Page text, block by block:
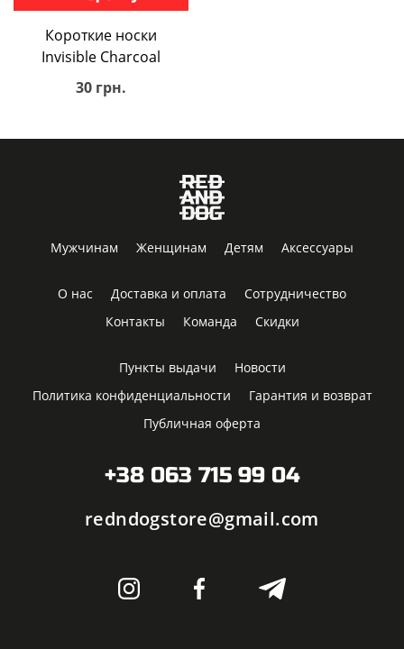
Короткие носки
Invisible Charcoal
30 грн.
Мужчинам Женщинам Детям Аксессуары
О нас Доставка и оплата
Сотрудничество
Контакты
Команда Скидки
Пункты выдачи
Новости
Политика конфиденциальности
Гарантия и возврат
Публичная оферта
+38 063 715 99 04
redndogstore@gmail.com